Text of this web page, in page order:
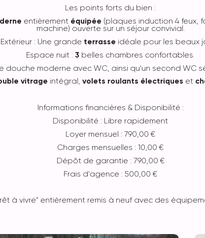
Les points forts du bien :
entièrement équipée (plaques induction 4 feux,
machine) ouverte sur un séjour convivial.
Extérieur : Une grande terrasse idéale pour les beaux
Espace nuit : 3 belles chambres confortables.
douche moderne avec WC, ainsi qu'un second WC
vitrage intégral, volets roulants électriques et
Informations financières & Disponibilité :
Disponibilité : Libre rapidement
Loyer mensuel : 790,00 €
Charges mensuelles : 10,00 €
Dépôt de garantie : 790,00 €
Frais d'agence : 500,00 €
à vivre" entièrement remis à neuf avec des